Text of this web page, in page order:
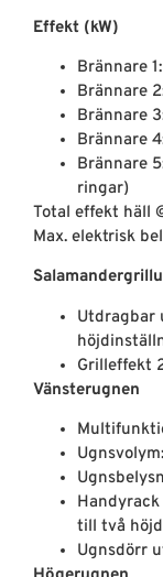
Effekt (kW)
Brännare
Brännare
Brännare
Brännare
Brännare
ringar)
Total effekt häll
Max. elektrisk
Utdragbar
Grilleffekt
Vänsterugnen
till två
Ugnsdörr